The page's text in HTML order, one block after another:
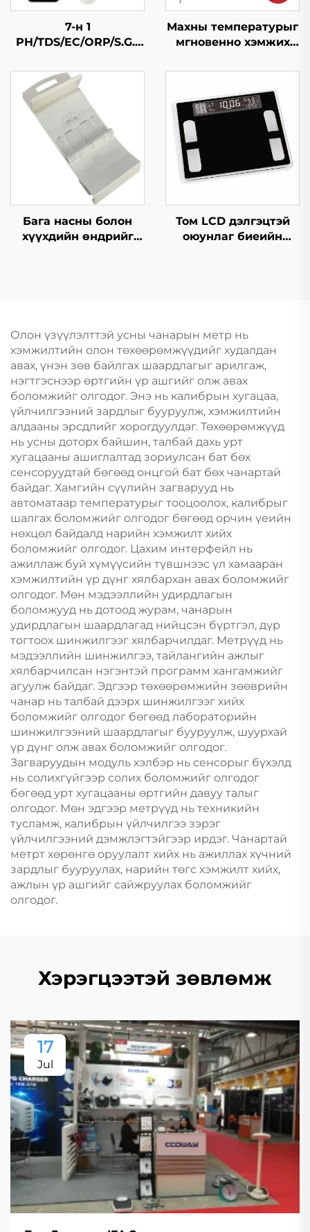
7-н 1
PH/TDS/EC/ORP/S.G./
Bluetooth усны чанар
шалгагч
Махны температурыг
мгновенно хэмжих
Бага насны болон
хүүхдийн өндрийг
Том LCD дэлгэцтэй
оюунлаг биеийн
Олон үзүүлэлттэй усны чанарын метр нь
хэмжилтийн олон төхөөрөмжүүдийг худалдан
авах, үнэн зөв байлгах шаардлагыг арилгаж,
нэгтгэснээр өртгийн үр ашгийг олж авах
боломжийг олгодог. Энэ нь калибрын хугацаа,
үйлчилгээний зардлыг бууруулж, хэмжилтийн
алдааны эрсдлийг хорогдуулдаг. Төхөөрөмжүүд
нь усны доторх байшин, талбай дахь урт
хугацааны ашиглалтад зориулсан бат бөх
сенсоруудтай бөгөөд онцгой бат бөх чанартай
байдаг. Хамгийн сүүлийн загварууд нь
автоматаар температурыг тооцоолох, калибрыг
шалгах боломжийг олгодог бөгөөд орчин үеийн
нөхцөл байдалд нарийн хэмжилт хийх
боломжийг олгодог. Цахим интерфейл нь
ажиллаж буй хүмүүсийн түвшнээс үл хамааран
хэмжилтийн үр дүнг хялбархан авах боломжийг
олгодог. Мөн мэдээллийн удирдлагын
боломжууд нь дотоод журам, чанарын
удирдлагын шаардлагад нийцсэн бүртгэл, дүр
тогтоох шинжилгээг хялбарчилдаг. Метрүүд нь
мэдээллийн шинжилгээ, тайлангийн ажлыг
хялбарчилсан нэгэнтэй программ хангамжийг
агуулж байдаг. Эдгээр төхөөрөмжийн зөөврийн
чанар нь талбай дээрх шинжилгээг хийх
боломжийг олгодог бөгөөд лабораторийн
шинжилгээний шаардлагыг бууруулж, шуурхай
үр дүнг олж авах боломжийг олгодог.
Загваруудын модуль хэлбэр нь сенсорыг бүхэлд
нь солихгүйгээр солих боломжийг олгодог
бөгөөд урт хугацааны өртгийн давуу талыг
олгодог. Мөн эдгээр метрүүд нь техникийн
тусламж, калибрын үйлчилгээ зэрэг
үйлчилгээний дэмжлэгтэйгээр ирдэг. Чанартай
метрт хөрөнгө оруулалт хийх нь ажиллах хүчний
зардлыг бууруулах, нарийн төгс хэмжилт хийх,
ажлын үр ашгийг сайжруулах боломжийг
олгодог.
Хэрэгцээтэй зөвлөмж
17
Jul